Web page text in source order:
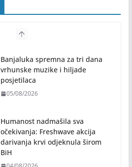
Banjaluka spremna za tri dana
vrhunske muzike i hiljade
posjetilaca
05/08/2026
Humanost nadmašila sva
očekivanja: Freshwave akcija
darivanja krvi odjeknula širom
BiH